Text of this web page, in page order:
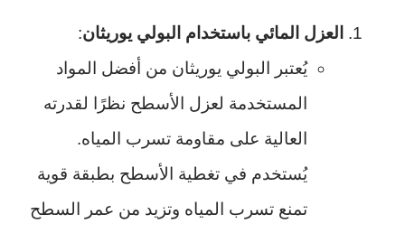
العزل المائي باستخدام البولي يوريثان:
يُعتبر البولي يوريثان من أفضل المواد
المستخدمة لعزل الأسطح نظرًا لقدرته
العالية على مقاومة تسرب المياه.
يُستخدم في تغطية الأسطح بطبقة قوية
تمنع تسرب المياه وتزيد من عمر السطح